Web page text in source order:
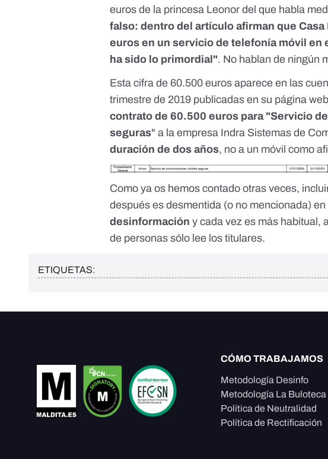
euros de la princesa Leonor del que habla
falso: dentro del artículo afirman que
euros en un servicio de telefonía móvil en
ha sido lo primordial". No hablan de ningún
Esta cifra de 60.500 euros aparece en las
trimestre de 2019 publicadasen su página web
contrato de 60.500 euros para "Servicio
seguras" a la empresa Indra Sistemas de
duración de dos años, no a un móvil como
Comoya os hemos contado otras veces,
después es desmentida (o no mencionada)
desinformación y cada vez es más habitual,
de personas sólo lee los titulares.
ETIQUETAS:
CÓMO TRABAJAMOS
Metodología Desinfo
Metodología La Buloteca
Política de Neutralidad
Política de Rectificación